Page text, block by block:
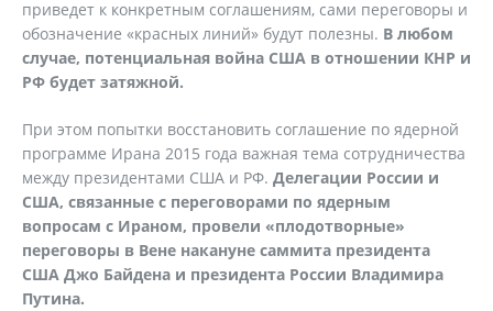
приведет к конкретным соглашениям, сами переговоры и
обозначение «красных линий» будут полезны. В любом
случае, потенциальная война США в отношении КНР и
РФ будет затяжной.
При этом попытки восстановить соглашение по ядерной
программе Ирана 2015 года важная тема сотрудничества
между президентами США и РФ. Делегации России и
США, связанные с переговорами по ядерным
вопросам с Ираном, провели «плодотворные»
переговоры в Вене накануне саммита президента
США Джо Байдена и президента России Владимира
Путина.